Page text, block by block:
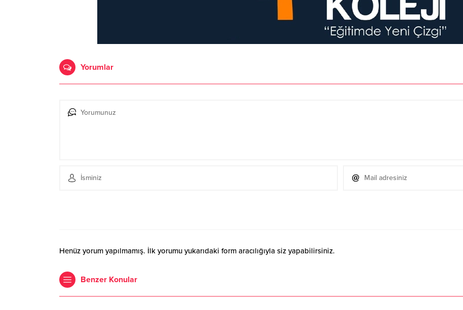
Yorumlar
Henüz yorum yapılmamış. İlk yorumu yukarıdaki form aracılığıyla siz yapabilirsiniz.
Benzer Konular